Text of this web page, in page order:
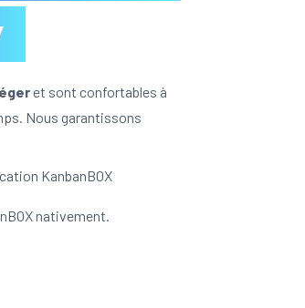
et sont confortables à
Nous garantissons
KanbanBOX
nativement.